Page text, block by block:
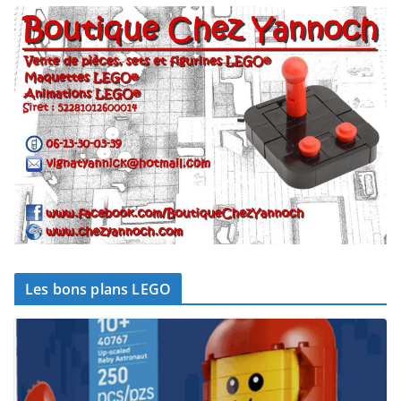
Les bons plans LEGO